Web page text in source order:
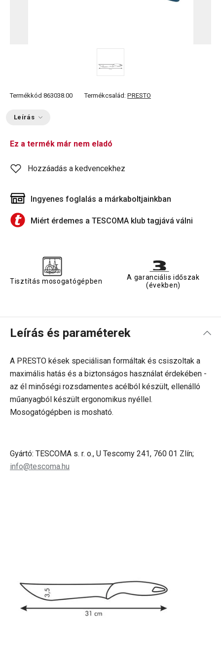
Termékkód 863038.00 Termékcsalád: PRESTO
Leírás
Ez a termék már nem eladó
Hozzáadás a kedvencekhez
Ingyenes foglalás a márkaboltjainkban
Miért érdemes a TESCOMA klub tagjává válni
Tisztítás mosogatógépben
A garanciális időszak
(években)
Leírás és paraméterek
A PRESTO kések speciálisan formáltak és csiszoltak a
maximális hatás és a biztonságos használat érdekében -
az él minőségi rozsdamentes acélból készült, ellenálló
műanyagból készült ergonomikus nyéllel.
Mosogatógépben is mosható.
Gyártó: TESCOMA s. r. o., U Tescomy 241, 760 01 Zlín;
info@tescoma.hu